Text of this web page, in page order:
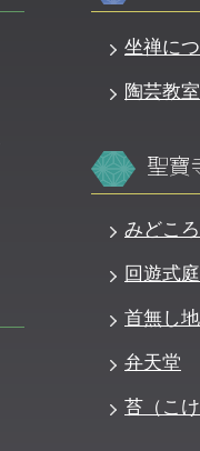
坐禅に
陶芸教室
聖寶
みどこ
回遊式
首無し
弁天堂
苔（こけ